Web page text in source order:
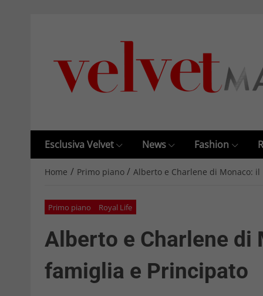
Esclusiva Velvet News Fashion
Home / Primo piano / Alberto e Charlene di Monaco:
Primo piano Royal Life
Alberto e Charlene di
famiglia e Principato